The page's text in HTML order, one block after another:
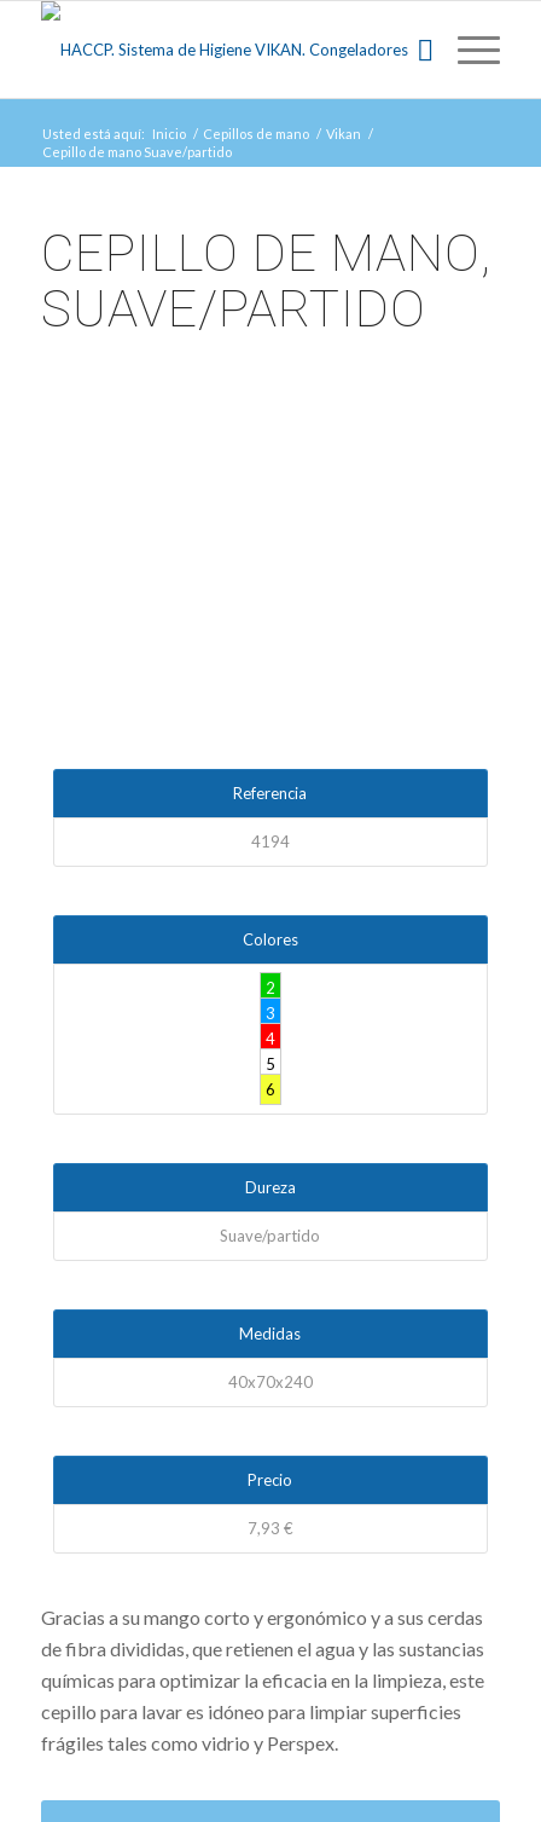
Usted está aquí: Inicio / Cepillos de mano / Vikan /
Cepillo de mano Suave/partido
CEPILLO DE MANO,
SUAVE/PARTIDO
Referencia
4194
Colores
2
3
4
5
6
Dureza
Suave/partido
Medidas
40x70x240
Precio
7,93 €
Gracias a su mango corto y ergonómico y a sus cerdas
de fibra divididas, que retienen el agua y las sustancias
químicas para optimizar la eficacia en la limpieza, este
cepillo para lavar es idóneo para limpiar superficies
frágiles tales como vidrio y Perspex.